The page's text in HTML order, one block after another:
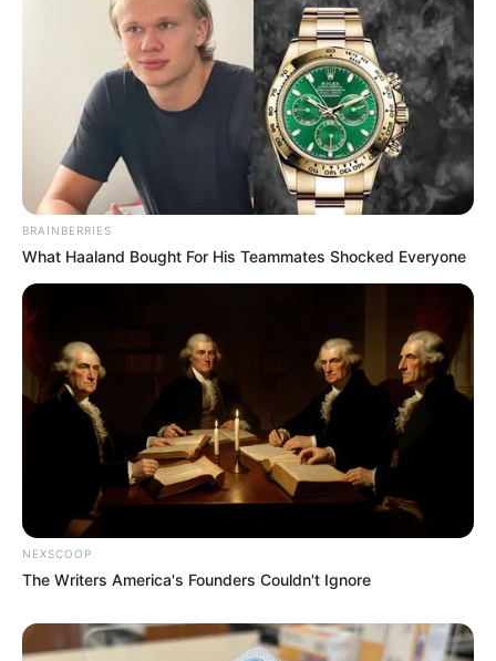
5 Comentários
Ana Maria há 13 anos
Lindo e fácil de fazer! Parabéns!!!
lINDO PR´´ATICO E E MUITO FÁCIL DE FAZER
lucas henrique de paula da silva há 13 anos
Eu gostei muito dese tapete , e muito legal e bem
criativo.
tapete de feltro muito criativo e reaproveitar os
BRAINBERRIES
What Haaland Bought For His Teammates Shocked Everyone
NEXSCOOP
The Writers America's Founders Couldn't Ignore